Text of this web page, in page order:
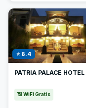
⭐ 8.4
PATRIA PALACE HOTEL
📶 WiFi Gratis